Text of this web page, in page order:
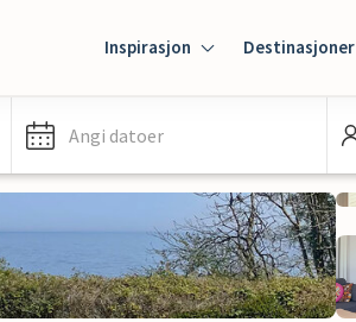
Inspirasjon Destinasjoner
Angi datoer